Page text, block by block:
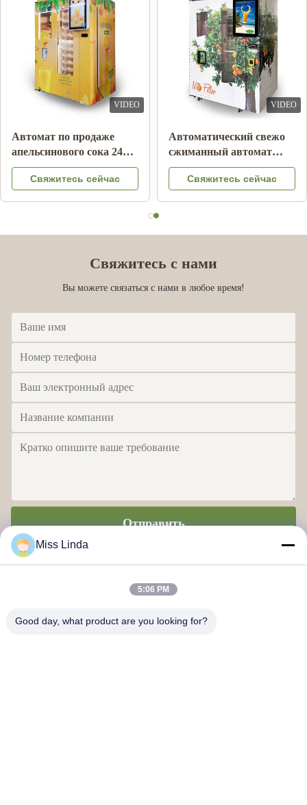
Автомат апельсинового
сока оплаты примечания
с системой охлаждения
Свяжитесь сейчас
Автомат по продаже
апельсинового сока
часа
Свяжитесь
Свяжитесь с нами
Вы можете связаться с нами в любое время!
Отправить
Miss Linda
5:06 PM
Good day, what product are you looking for?